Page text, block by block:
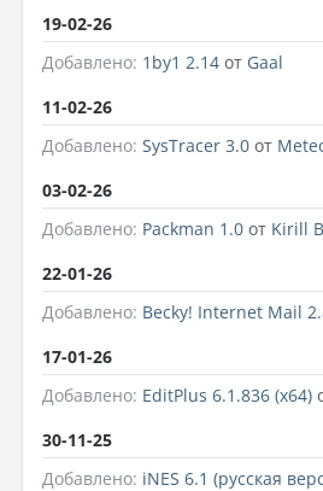
19-02-26
Добавлено: 1by1 2.14 от Gaal
11-02-26
Добавлено: SysTracer 3.0 от
03-02-26
Добавлено: Packman 1.0 от Kirill
22-01-26
Добавлено: Becky! Internet Mail
17-01-26
Добавлено: EditPlus 6.1.836 (x64)
30-11-25
Добавлено: iNES 6.1 (русская